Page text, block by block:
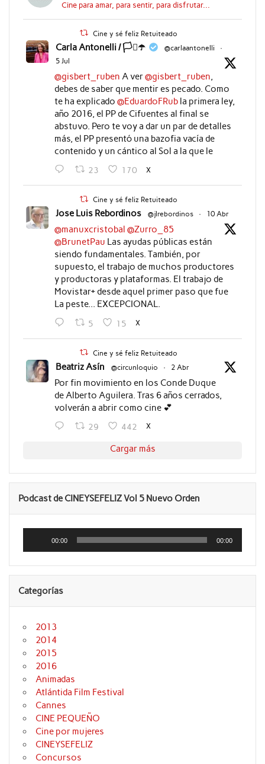
Cine para amar, para sentir, para disfrutar...
Cine y sé feliz Retuiteado
Carla Antonelli / 🏳️‍⚧️☂️ @carlaantonelli
·
5 Jul
@gisbert_ruben A ver@gisbert_ruben,
debes de saber que mentir es pecado. Como
te ha explicado @EduardoFRubla primera ley,
año 2016, el PP de Cifuentes al final se
abstuvo. Pero te voy a dar un par de detalles
más, el PP presentó una bazofia vacía de
contenido y un cántico al Sol a la que le
23 170 X
Cine y sé feliz Retuiteado
Jose Luis Rebordinos @jlrebordinos · 10 Abr
@manuxcristobal @Zurro_85
@BrunetPau Las ayudas públicas están
siendo fundamentales. También, por
supuesto, el trabajo de muchos productores
y productoras y plataformas. El trabajo de
Movistar+ desde aquel primer paso que fue
La peste... EXCEPCIONAL.
5 15 X
Cine y sé feliz Retuiteado
Beatriz Asín @circunloquio · 2 Abr
Por fin movimiento en los Conde Duque
de Alberto Aguilera. Tras 6 años cerrados,
volverán a abrir como cine 💕
29 442 X
Cargar más
Podcast de CINEYSEFELIZ Vol 5 Nuevo Orden
Reproductor
audio
00:00 00:00
Categorías
2013
2014
2015
2016
Animadas
Atlántida Film Festival
Cannes
CINE PEQUEÑO
Cine por mujeres
CINEYSEFELIZ
Concursos